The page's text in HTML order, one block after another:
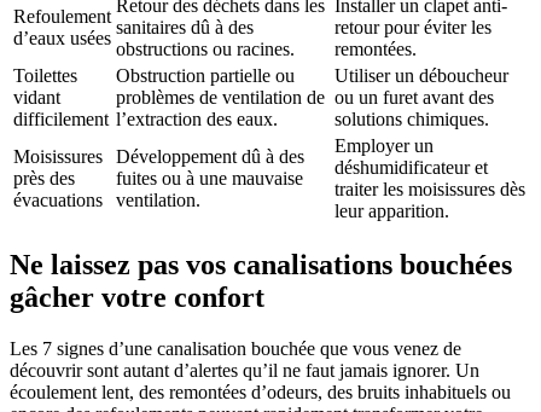
Refoulement
d’eaux usées
Retour des déchets dans les
sanitaires dû à des
obstructions ou racines.
Installer un clapet anti-
retour pour éviter les
remontées.
Toilettes
vidant
difficilement
Obstruction partielle ou
problèmes de ventilation de
l’extraction des eaux.
Utiliser un déboucheur
ou un furet avant des
solutions chimiques.
Moisissures
près des
évacuations
Développement dû à des
fuites ou à une mauvaise
ventilation.
Employer un
déshumidificateur et
traiter les moisissures dès
leur apparition.
Ne laissez pas vos canalisations bouchées
gâcher votre confort
Les 7 signes d’une canalisation bouchée que vous venez de
découvrir sont autant d’alertes qu’il ne faut jamais ignorer. Un
écoulement lent, des remontées d’odeurs, des bruits inhabituels ou